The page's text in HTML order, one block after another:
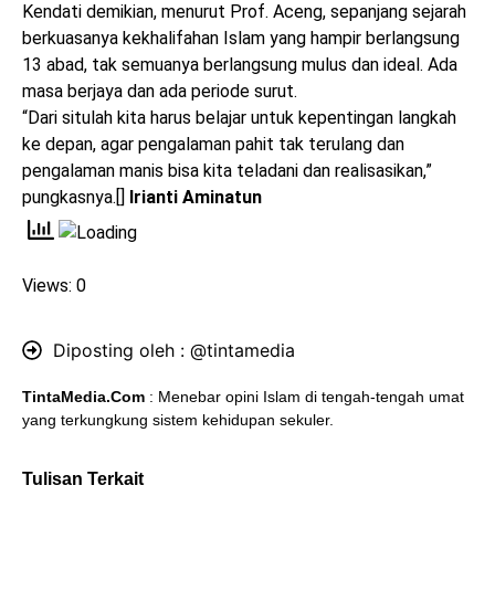
Kendati demikian, menurut Prof. Aceng, sepanjang sejarah
berkuasanya kekhalifahan Islam yang hampir berlangsung
13 abad, tak semuanya berlangsung mulus dan ideal. Ada
masa berjaya dan ada periode surut.
“Dari situlah kita harus belajar untuk kepentingan langkah
ke depan, agar pengalaman pahit tak terulang dan
pengalaman manis bisa kita teladani dan realisasikan,”
pungkasnya.[]
Irianti Aminatun
Views: 0
Diposting oleh : @tintamedia
TintaMedia.Com : Menebar opini Islam di tengah-tengah umat
yang terkungkung sistem kehidupan sekuler.
Tulisan Terkait